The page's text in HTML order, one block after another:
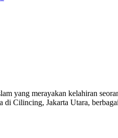
yang merayakan kelahiran
di Cilincing, Jakarta Utara,